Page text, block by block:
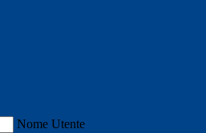
Nome Utente